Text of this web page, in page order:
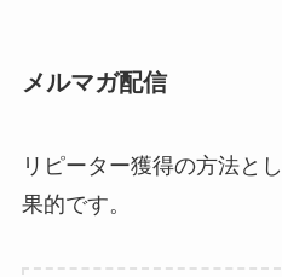
メルマガ配信
リピーター獲得の方法と
果的です。